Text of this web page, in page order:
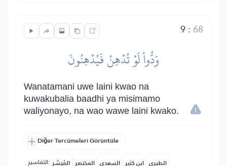
9:68
وَدُّواْ لَوۡ تُدۡهِنُ فَيُدۡهِنُونَ
Wanatamani uwe laini kwao na
kuwakubalia baadhi ya misimamo
waliyonayo, na wao wawe laini kwako.
Diğer Tercümeleri Görüntüle
التفاسير: المُيسَّر المختصر السعدي ابن كثير الطبري